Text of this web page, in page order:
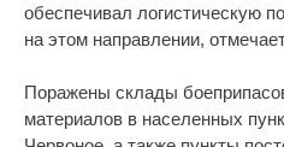
обеспечивал логистическую
на этом направлении,
Поражены склады
материалов в населенных